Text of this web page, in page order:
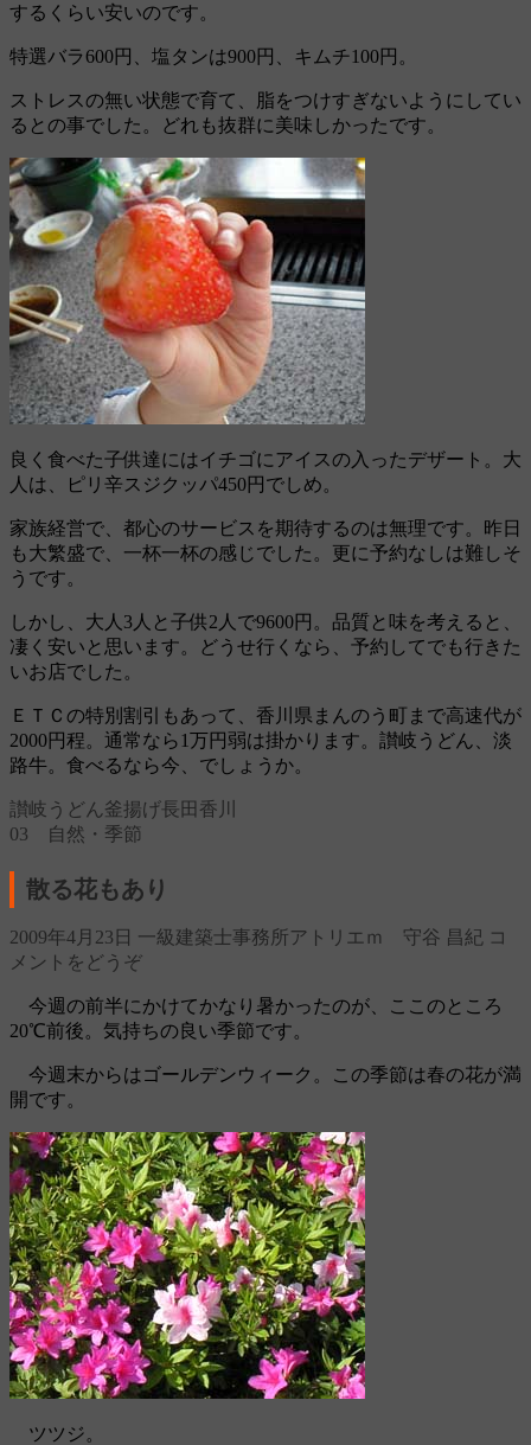
するくらい安いのです。
特選バラ600円、塩タンは900円、キムチ100円。
ストレスの無い状態で育て、脂をつけすぎないようにしてい
るとの事でした。どれも抜群に美味しかったです。
良く食べた子供達にはイチゴにアイスの入ったデザート。大
人は、ピリ辛スジクッパ450円でしめ。
家族経営で、都心のサービスを期待するのは無理です。昨日
も大繁盛で、一杯一杯の感じでした。更に予約なしは難しそ
うです。
しかし、大人3人と子供2人で9600円。品質と味を考えると、
凄く安いと思います。どうせ行くなら、予約してでも行きた
いお店でした。
ＥＴＣの特別割引もあって、香川県まんのう町まで高速代が
2000円程。通常なら1万円弱は掛かります。讃岐うどん、淡
路牛。食べるなら今、でしょうか。
讃岐うどん釜揚げ長田 香川
03 自然・季節
散る花もあり
2009年4月23日 一級建築士事務所アトリエｍ 守谷 昌紀 コ
メントをどうぞ
今週の前半にかけてかなり暑かったのが、ここのところ
20℃前後。気持ちの良い季節です。
今週末からはゴールデンウィーク。この季節は春の花が満
開です。
ツツジ。